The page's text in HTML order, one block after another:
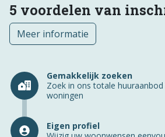
5 voordelen van
Meer informatie
Gemakkelijk zoeken
Zoek in ons totale huuraanbod
woningen
Eigen profiel